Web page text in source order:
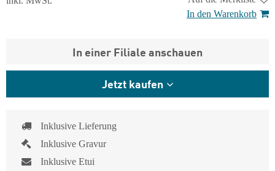
In den Warenkorb
In einer Filiale anschauen
Jetzt kaufen
Inklusive Lieferung
Inklusive Gravur
Inklusive Etui